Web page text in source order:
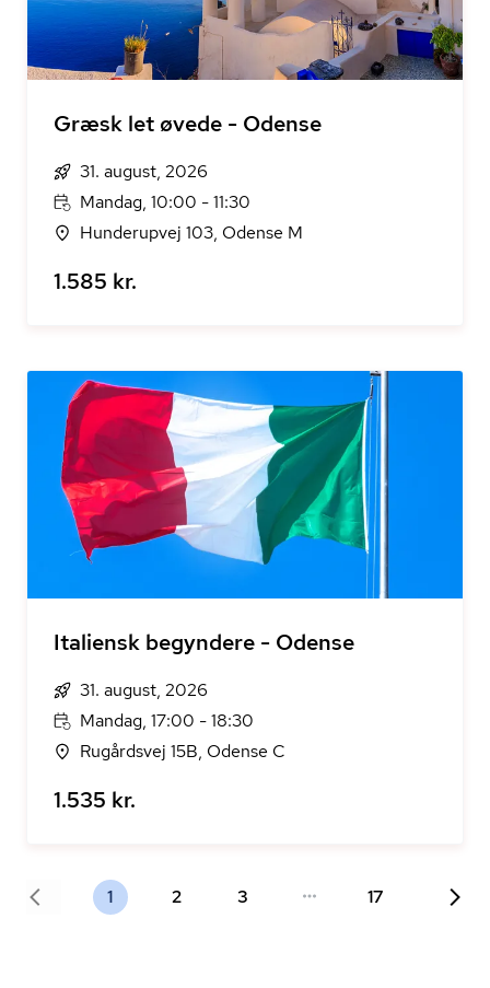
Græsk let øvede - Odense
31. august, 2026
Mandag, 10:00 - 11:30
Hunderupvej 103, Odense M
1.585 kr.
Italiensk begyndere - Odense
31. august, 2026
Mandag, 17:00 - 18:30
Rugårdsvej 15B, Odense C
1.535 kr.
1 2 3 17